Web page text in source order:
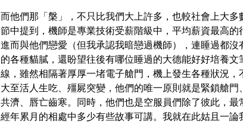
而他們那「槃」，不只比我們大上許多，也較社會上大
節中提到，機師是專業技術受薪階級中，平均薪資最高
進而與他們戀愛（但我承認我暗戀過機師），連睡過都
的各種貓膩，還盼望往後有哪位睡過的大德能好好培養
線，雖然相隔著厚厚一堵電子艙門，機上發生各種狀況，
大至活人生吃、殭屍突變，他們的唯一原則就是緊鎖艙
共濟、唇亡齒寒。同時，他們也是空服員們除了彼此，
經年累月的相處中多少有些故事可講。我就在此姑且一論